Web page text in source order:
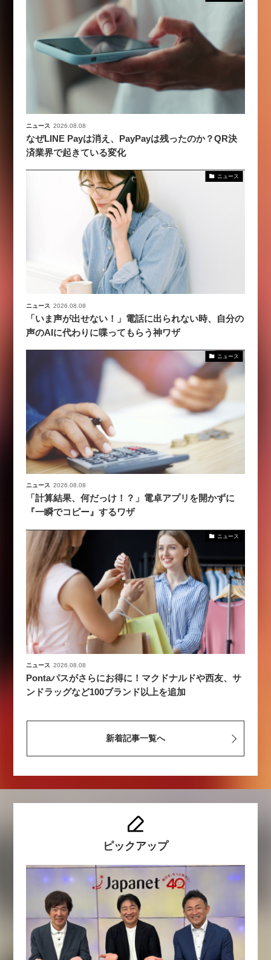
ニュース 2026.08.08
なぜLINE Payは消え、PayPayは残ったのか？QR決
済業界で起きている変化
ニュース
ニュース 2026.08.08
「いま声が出せない！」電話に出られない時、自分の
声のAIに代わりに喋ってもらう神ワザ
ニュース
ニュース 2026.08.08
「計算結果、何だっけ！？」電卓アプリを開かずに
『一瞬でコピー』するワザ
ニュース
ニュース 2026.08.08
Pontaパスがさらにお得に！マクドナルドや西友、サ
ンドラッグなど100ブランド以上を追加
新着記事一覧へ
ピックアップ